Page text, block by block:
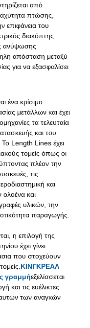
από
πτώσης,
επιφάνεια του
διακόπτης
ανύψωσης
απόσταση μεταξύ
για να εξασφαλίσει
ένα κρίσιμο
μετάλλων και έχει
τα τελευταία
και του
Length Lines έχει
τομείς όπως οι
πλέον την
τις
και
ολοένα και
υλικών, την
παραγωγής.
η επιλογή της
έχει γίνει
που στοχεύουν
ΚΙΝΓΚΡΕΑΛ
γραμμήεξελίσσεται
και τις ευέλικτες
των αναγκών